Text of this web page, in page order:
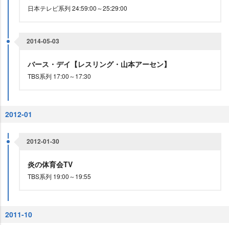
日本テレビ系列 24:59:00～25:29:00
2014-05-03
バース・デイ【レスリング・山本アーセン】
TBS系列 17:00～17:30
2012-01
2012-01-30
炎の体育会TV
TBS系列 19:00～19:55
2011-10